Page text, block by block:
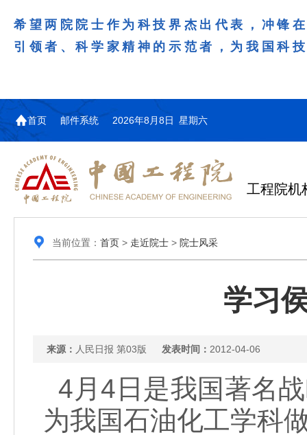
希望两院院士作为科技界杰出代表，冲锋
引领者、科学家精神的示范者，为我国科
首页 邮件系统 2026年8月8日 星期六
工程院机
当前位置： 首页> 走近院士> 院士风采
学习
来源： 人民日报 第03版 发表时间： 2012-04-06
4月4日是我国著名
为我国石油化工学科